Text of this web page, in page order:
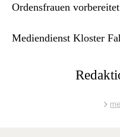
Ordens­frauen
Medi­en­di­enst Kloster